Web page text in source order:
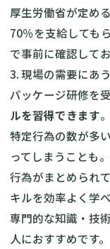
厚生労働省が定め
70％を支給しても
で事前に確認して
3. 現場の需要にあ
パッケージ研修を
ルを習得できます。
特定行為の数が多
ってしまうことも
行為がまとめられ
キルを効率よく学べ
専門的な知識・技
人におすすめです。